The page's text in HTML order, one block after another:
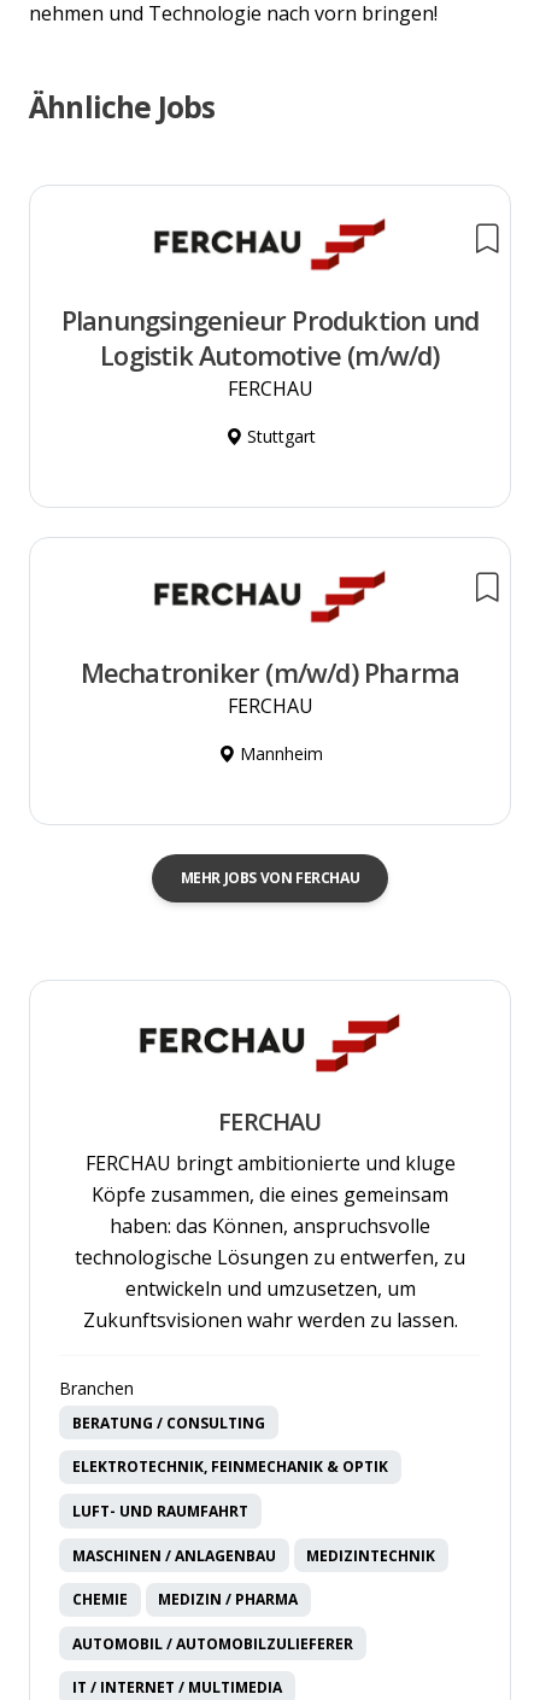
nehmen und Technologie nach vorn bringen!
Ähnliche Jobs
Planungsingenieur Produktion und
Logistik Automotive (m/w/d)
FERCHAU
Stuttgart
Mechatroniker (m/w/d) Pharma
FERCHAU
Mannheim
MEHR JOBS VON FERCHAU
FERCHAU
FERCHAU bringt ambitionierte und kluge
Köpfe zusammen, die eines gemeinsam
haben: das Können, anspruchsvolle
technologische Lösungen zu entwerfen, zu
entwickeln und umzusetzen, um
Zukunftsvisionen wahr werden zu lassen.
Branchen
BERATUNG / CONSULTING
ELEKTROTECHNIK, FEINMECHANIK & OPTIK
LUFT- UND RAUMFAHRT
MASCHINEN / ANLAGENBAU MEDIZINTECHNIK
CHEMIE MEDIZIN / PHARMA
AUTOMOBIL / AUTOMOBILZULIEFERER
IT / INTERNET / MULTIMEDIA